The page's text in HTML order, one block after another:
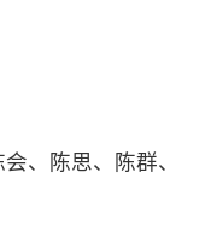
、陈思、陈群、